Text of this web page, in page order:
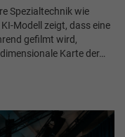
Spezialtechnik wie
Modell zeigt, dass eine
gefilmt wird,
Karte der…